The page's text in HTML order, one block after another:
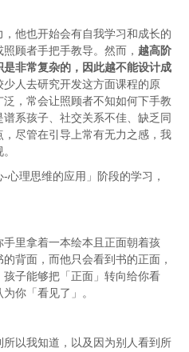
他也开始会有自我学习和成长的
顾者手把手教导。然而， 越高阶
非常复杂的，因此越不能设计成
少人去研究开发这方面课程的原
，常会让照顾者不知如何下手教
系孩子、社交关系不佳、缺乏同
尽管在引导上常有无力之感，我
心理思维的应用」阶段的学习，
里拿着一本绘本且正面朝着孩
背面，而他只会看到书的正面，
子能够把「正面」转向给你看
你「看见了」。
以我知道，以及因为别人看到所